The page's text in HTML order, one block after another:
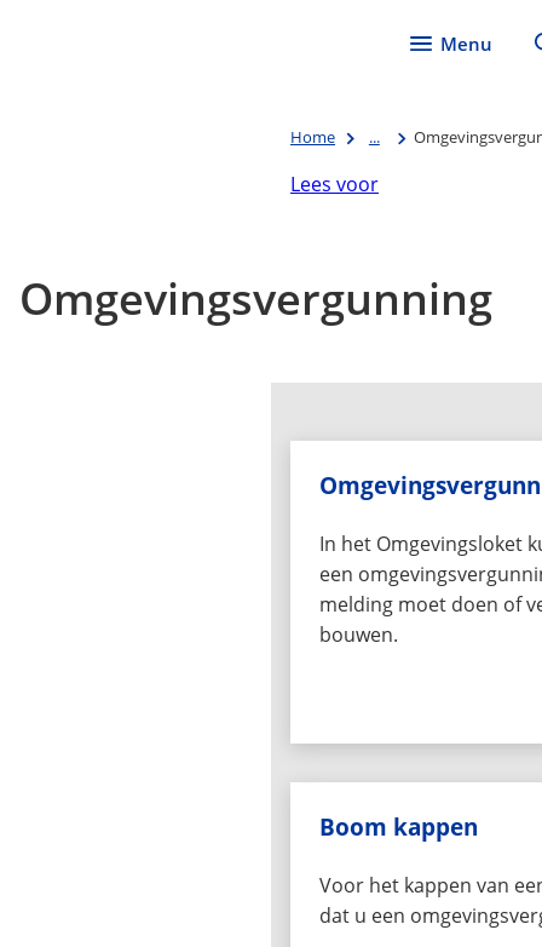
Menu
Home ...
Lees voor
Omgevingsvergunning
In het Omgevingsloket
een
melding moet doen of
bouwen.
Boom kappen
Voor het kappen van
dat u een